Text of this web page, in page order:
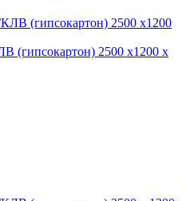
(гипсокартон) 2500 x1200 x